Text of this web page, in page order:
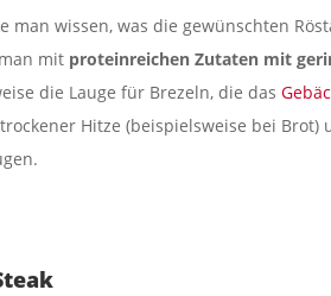
man wissen, was die gewünschten
mit proteinreichen Zutaten mit
die Lauge für Brezeln, die das
Hitze (beispielsweise bei